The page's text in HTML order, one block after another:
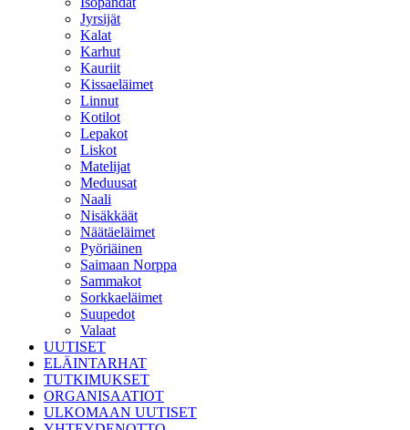
Jyrsijät
Kalat
Karhut
Kauriit
Kissaeläimet
Linnut
Kotilot
Lepakot
Liskot
Matelijat
Meduusat
Naali
Nisäkkäät
Näätäeläimet
Pyöriäinen
Saimaan Norppa
Sammakot
Sorkkaeläimet
Suupedot
Valaat
UUTISET
ELÄINTARHAT
TUTKIMUKSET
ORGANISAATIOT
ULKOMAAN UUTISET